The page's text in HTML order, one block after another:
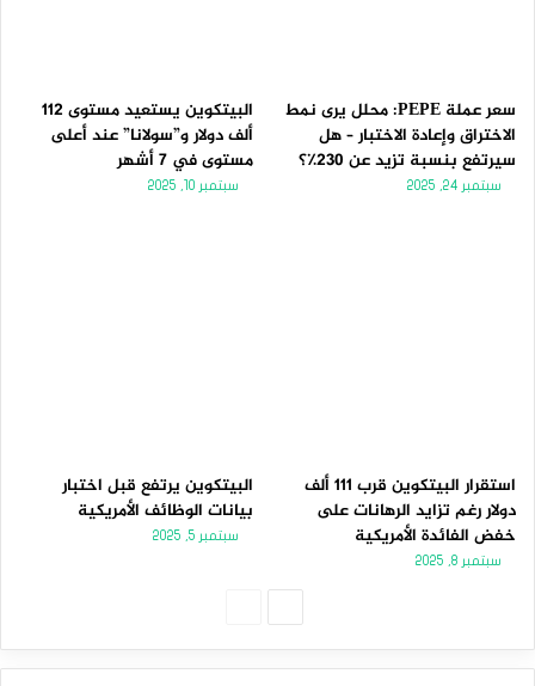
سعر عملة PEPE: محلل يرى نمط
الاختراق وإعادة الاختبار – هل
سيرتفع بنسبة تزيد عن 230٪؟
سبتمبر 24, 2025
البيتكوين يستعيد مستوى 112
ألف دولار و”سولانا” عند أعلى
مستوى في 7 أشهر
سبتمبر 10, 2025
استقرار البيتكوين قرب 111 ألف
دولار رغم تزايد الرهانات على
خفض الفائدة الأمريكية
سبتمبر 8, 2025
البيتكوين يرتفع قبل اختبار
بيانات الوظائف الأمريكية
سبتمبر 5, 2025